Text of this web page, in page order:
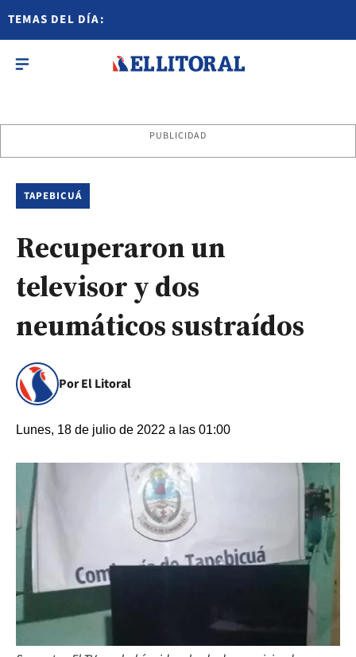
TEMAS DEL DÍA:
PUBLICIDAD
TAPEBICUÁ
Recuperaron un
televisor y dos
neumáticos sustraídos
Por El Litoral
Lunes, 18 de julio de 2022 a las 01:00